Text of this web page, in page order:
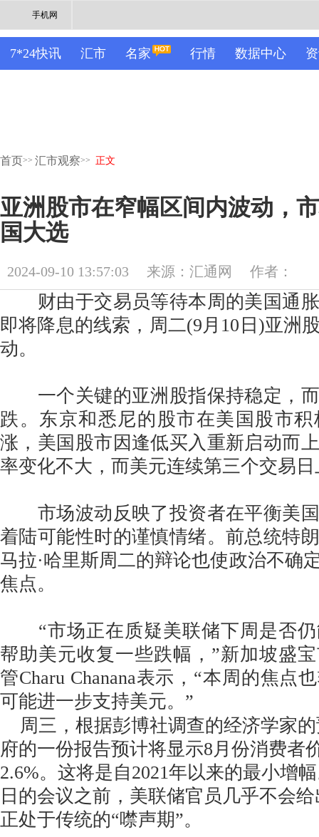
手机网
7*24快讯 汇市 名家 行情 数据中心
首页>> 汇市观察>> 正文
亚洲股市在窄幅区间内波动，
国大选
2024-09-10 13:57:03 来源：汇通网 作者：
财由于交易员等待本周的美国通胀
即将降息的线索，周二(9月10日)亚洲
动。
一个关键的亚洲股指保持稳定，而
跌。东京和悉尼的股市在美国股市
涨，美国股市因逢低买入重新启动而
率变化不大，而美元连续第三个交易
市场波动反映了投资者在平衡美国
着陆可能性时的谨慎情绪。前总统特
马拉·哈里斯周二的辩论也使政治不确
焦点。
“市场正在质疑美联储下周是否仍
帮助美元收复一些跌幅，”新加坡盛
管Charu Chanana表示，“本周的焦点
可能进一步支持美元。”
周三，根据彭博社调查的经济学家
府的一份报告预计将显示8月份消费者
2.6%。这将是自2021年以来的最小增
日的会议之前，美联储官员几乎不会
正处于传统的“噤声期”。